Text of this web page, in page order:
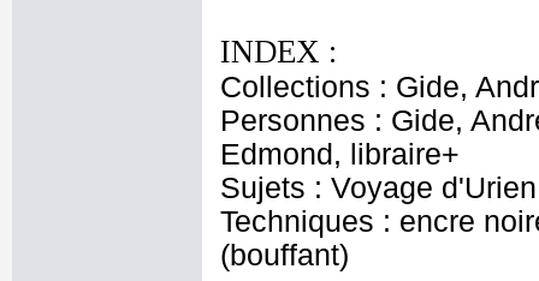
INDEX :
Collections : Gide,
Personnes : Gide,
Edmond, libraire+
Sujets : Voyage
Techniques : encre
(bouffant)